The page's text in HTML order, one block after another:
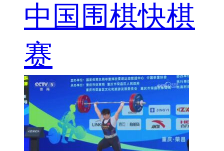
中国围棋快棋
赛